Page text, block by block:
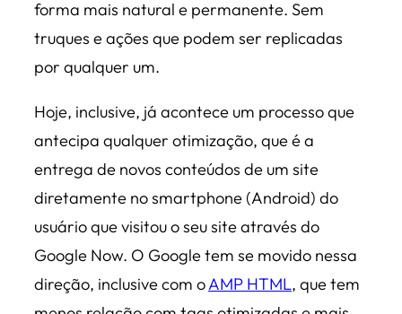
forma mais natural e permanente. Sem
truques e ações que podem ser replicadas
por qualquer um.
Hoje, inclusive, já acontece um processo que
antecipa qualquer otimização, que é a
entrega de novos conteúdos de um site
diretamente no smartphone (Android) do
usuário que visitou o seu site através do
Google Now. O Google tem se movido nessa
direção, inclusive com oAMP HTML, que tem